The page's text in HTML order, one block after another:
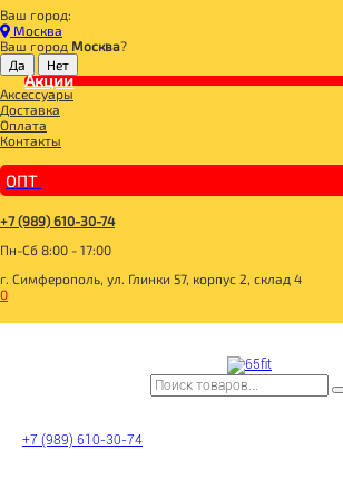
Ваш город:
Москва
Ваш город Москва?
Акции
Аксессуары
Доставка
Оплата
Контакты
ОПТ
+7 (989) 610-30-74
Пн-Сб 8:00 - 17:00
г. Симферополь, ул. Глинки 57, корпус 2, склад 4
0
+7 (989) 610-30-74
Главная
BOMBBAR, CHIKALAB, SNAQ FABRIQ
BOMBBAR, CHIKALAB, SNAQ FABRIQ
__3 SKU 3+1 с 20.07.-31.07.26
BOMBBAR Вафли с начинкой
__20 SKU 2+1 с 07.05.-31.05.26
_BOMBBAR PRO Milk МОЛОКО МАРКИРОВАННОЕ
__20 SKU 2+1 с 28.01.-18.02.26+31.03.26+30.04.26
SNAQ FABRIQ Конфеты Qwikler minis
BOMBBAR Пирожное протеиновое
BOMBBAR EAA Pro
BOMBBAR Изотоник Pro
BOMBBAR Гейнер Pro